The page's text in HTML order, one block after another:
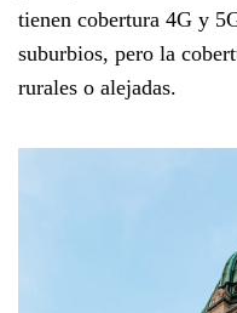
tienen cobertura 4G y
suburbios, pero la
rurales o alejadas.